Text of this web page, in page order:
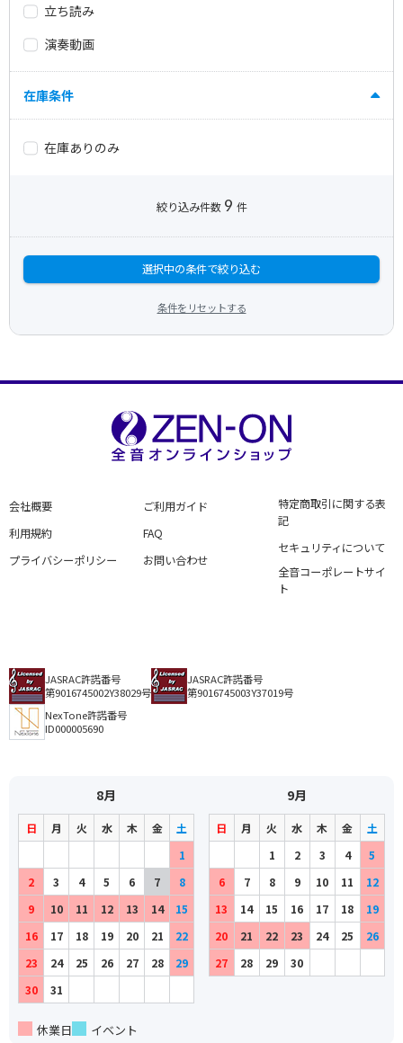
立ち読み
演奏動画
在庫条件
在庫ありのみ
絞り込み件数 9 件
選択中の条件で絞り込む
条件をリセットする
会社概要
利用規約
プライバシーポリシー
ご利用ガイド
FAQ
お問い合わせ
特定商取引に関する表
記
セキュリティについて
全音コーポレートサイ
ト
JASRAC許諾番号
第9016745002Y38029号
JASRAC許諾番号
第9016745003Y37019号
NexTone許諾番号
ID000005690
8月
日 月 火 水 木 金
土
1
2
3 4 5 6 7
8
9
10 11 12 13 14
15
16
17 18 19 20 21
22
23
24 25 26 27 28
29
30
31
9月
日 月 火 水 木 金
土
1
2 3 4
5
6
7 8 9 10 11
12
13
14 15 16 17 18
19
20
21 22 23 24 25
26
27
28 29 30
休業日 イベント